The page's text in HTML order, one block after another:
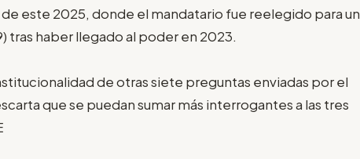
este 2025, donde el mandatario fue reelegido para un
haber llegado al poder en 2023.
de otras siete preguntas enviadas por el
que se puedan sumar más interrogantes a las tres